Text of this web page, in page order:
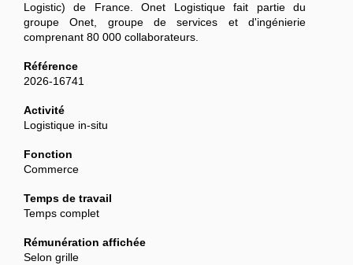
Logistic) de France. Onet Logistique fait partie du
groupe Onet, groupe de services et d'ingénierie
comprenant 80 000 collaborateurs.
Référence
2026-16741
Activité
Logistique in-situ
Fonction
Commerce
Temps de travail
Temps complet
Rémunération affichée
Selon grille